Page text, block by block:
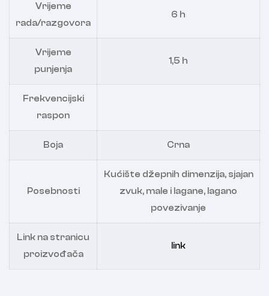
Vrijeme
rada/razgovora
6 h
Vrijeme
punjenja
1,5 h
Frekvencijski
raspon
Boja Crna
Posebnosti
Kućište džepnih dimenzija, sjajan
zvuk, male i lagane, lagano
povezivanje
Link na stranicu
proizvođača
link